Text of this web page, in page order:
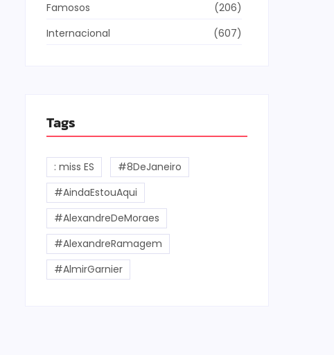
Famosos
(206)
Internacional
(607)
Tags
: miss ES
#8DeJaneiro
#AindaEstouAqui
#AlexandreDeMoraes
#AlexandreRamagem
#AlmirGarnier